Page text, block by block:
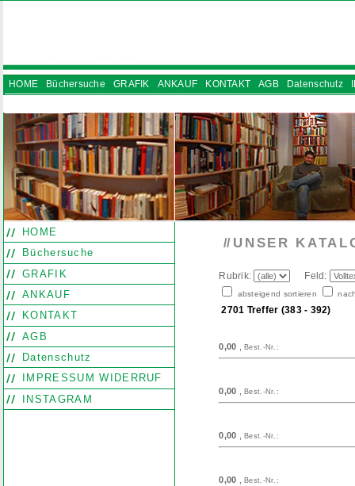
HOME Büchersuche GRAFIK ANKAUF KONTAKT AGB Datenschutz
HOME
Büchersuche
GRAFIK
ANKAUF
KONTAKT
AGB
Datenschutz
IMPRESSUM WIDERRUF
INSTAGRAM
// UNSER
Rubrik: Feld:
absteigend sortieren
2701 Treffer (383 - 392)
0,00 ,Best.-Nr.:
0,00 ,Best.-Nr.:
0,00 ,Best.-Nr.:
0,00 ,Best.-Nr.: